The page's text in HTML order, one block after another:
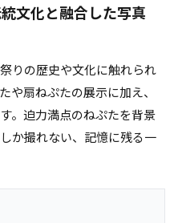
文化と融合した写真
りの歴史や文化に触れられ
や扇ねぷたの展示に加え、
。迫力満点のねぷたを背景
か撮れない、記憶に残る一